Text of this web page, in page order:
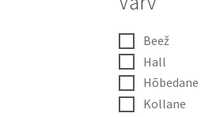
Beež
Hall
Hõbedane
Kollane